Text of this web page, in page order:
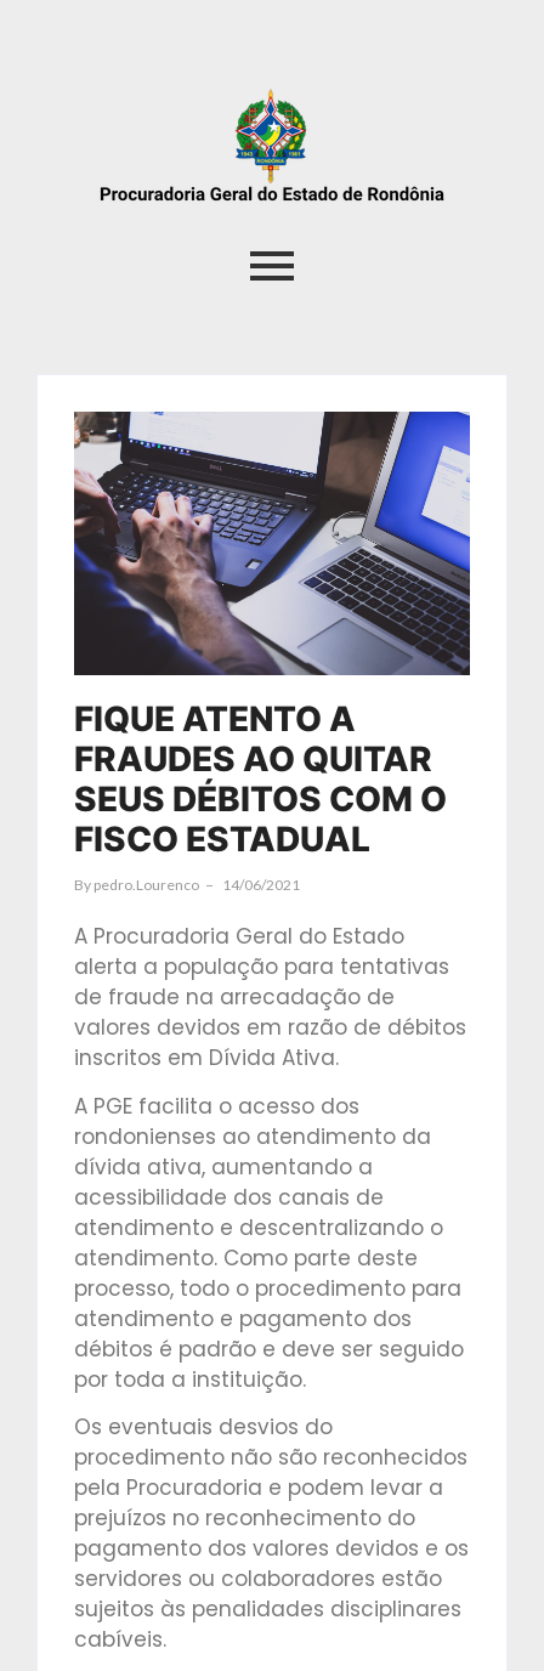
FIQUE ATENTO A
FRAUDES AO QUITAR
SEUS DÉBITOS COM O
FISCO ESTADUAL
By Pedro.lourenco 14/06/2021
A Procuradoria Geral do Estado
alerta a população para tentativas
de fraude na arrecadação de
valores devidos em razão de débitos
inscritos em Dívida Ativa.
A PGE facilita o acesso dos
rondonienses ao atendimento da
dívida ativa, aumentando a
acessibilidade dos canais de
atendimento e descentralizando o
atendimento. Como parte deste
processo, todo o procedimento para
atendimento e pagamento dos
débitos é padrão e deve ser seguido
por toda a instituição.
Os eventuais desvios do
procedimento não são reconhecidos
pela Procuradoria e podem levar a
prejuízos no reconhecimento do
pagamento dos valores devidos e os
servidores ou colaboradores estão
sujeitos às penalidades disciplinares
cabíveis.